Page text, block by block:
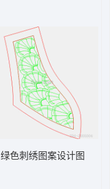
绿色刺绣图案设计图